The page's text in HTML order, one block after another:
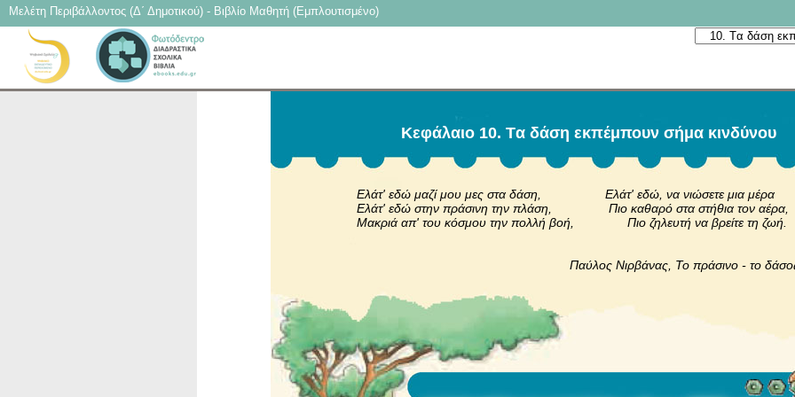
Μελέτη Περιβάλλοντος (Δ΄ Δημοτικού) - Βιβλίο Μαθητή (Εμπλουτισμένο)
Kεφάλαιο 10. Tα δάση εκπέμπουν σήμα κινδύνου
Ελάτ' εδώ μαζί μου μες στα δάση, Ελάτ' εδώ, να νιώσετε μια μέρα
Ελάτ' εδώ στην πράσινη την πλάση, Πιο καθαρό στα στήθια τον αέρα,
Μακριά απ' του κόσμου την πολλή βοή, Πιο ζηλευτή να βρείτε τη ζωή.
Παύλος Νιρβάνας, Το πράσινο - το